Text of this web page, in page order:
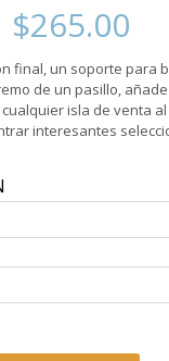
$265.00
final, un soporte para
de un pasillo,
isla de venta
interesantes